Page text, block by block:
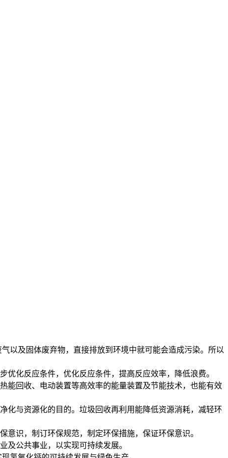
及固体废弃物，直接排放到环境中就可能会造成污染。所以
化反应条件，优化反应条件，提高反应效率，降低浪费。
能回收、电动装置等高效率的能量装置及节能技术，也能有效
化与资源化的目的。垃圾回收再利用能降低资源消耗，减轻环
识，制订环保规范，制定环保措施，保证环保意识。
及公共事业，以实现可持续发展。